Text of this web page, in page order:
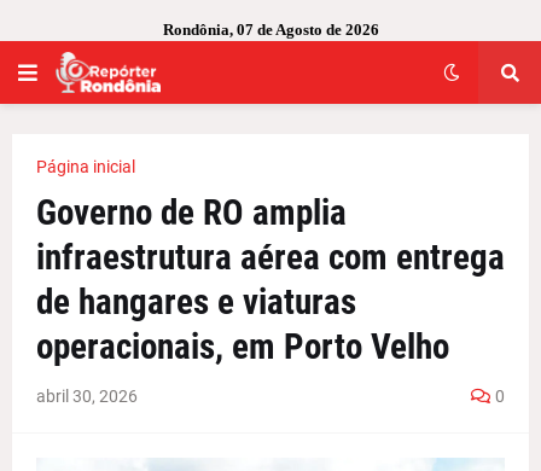
Rondônia, 07 de Agosto de 2026
Página inicial
Governo de RO amplia
infraestrutura aérea com entrega
de hangares e viaturas
operacionais, em Porto Velho
abril 30, 2026 0